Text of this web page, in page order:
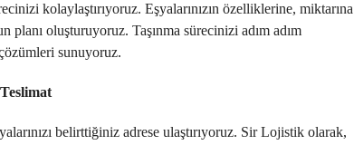
kolaylaştırıyoruz. Eşyalarınızın özelliklerine, miktarına
planı oluşturuyoruz. Taşınma sürecinizi adım adım
sunuyoruz.
belirttiğiniz adrese ulaştırıyoruz. Sir Lojistik olarak,